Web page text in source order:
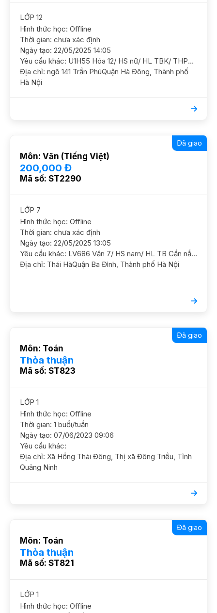
LỚP 12
Hình thức học: Offline
Thời gian: chưa xác định
Ngày tạo: 22/05/2025 14:05
Yêu cầu khác: U1H55 Hóa 12/ HS nữ/ HL TBK/ THPT Đào Duy Từ Thi thử TN được 7,5. Cần củng cố ôn luyện thi TN THPT. Mục tiêu 8+ hoặc 9 HS đang học thêm Hóa với các thầy cô, GS hỗ trợ thêm GS nam nữ ok, có kinh nghiệm, đốc thúc được HS HS trống tối T2,7, chiều+tối CN
Địa chỉ: ngõ 141 Trần PhúQuận Hà Đông, Thành phố
Hà Nội
Môn: Văn (Tiếng Việt)
200,000 Đ
Mã số: ST2290
Đã giao
LỚP 7
Hình thức học: Offline
Thời gian: chưa xác định
Ngày tạo: 22/05/2025 13:05
Yêu cầu khác: LV686 Văn 7/ HS nam/ HL TB Cần nắm chắc kiến thức cơ bản và ôn luyện thêm GS nữ . Lịch trống sáng t3.t5
Địa chỉ: Thái HàQuận Ba Đình, Thành phố Hà Nội
Môn: Toán
Thỏa thuận
Mã số: ST823
Đã giao
LỚP 1
Hình thức học: Offline
Thời gian: 1 buổi/tuần
Ngày tạo: 07/06/2023 09:06
Yêu cầu khác:
Địa chỉ: Xã Hồng Thái Đông, Thị xã Đông Triều, Tỉnh
Quảng Ninh
Môn: Toán
Thỏa thuận
Mã số: ST821
Đã giao
LỚP 1
Hình thức học: Offline